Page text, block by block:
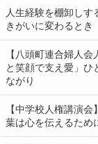
人生経験を棚卸しす
きがいに変わるとき
【八頭町連合婦人
と笑顔で支え愛」ひ
ながり
【中学校人権講演
葉は心を伝えるため